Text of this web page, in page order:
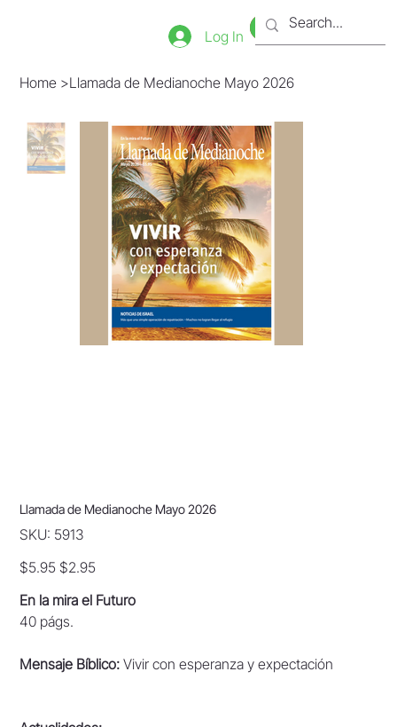
Bookstore
Tienda
Log In
Home >Llamada de Medianoche Mayo 2026
Llamada de Medianoche Mayo 2026
SKU: SKU
5913
5913
Original
price
$5.95 Sale
price
$2.95
En la mira el Futuro
40 págs.
Mensaje Bíblico:Vivir con esperanza y expectación